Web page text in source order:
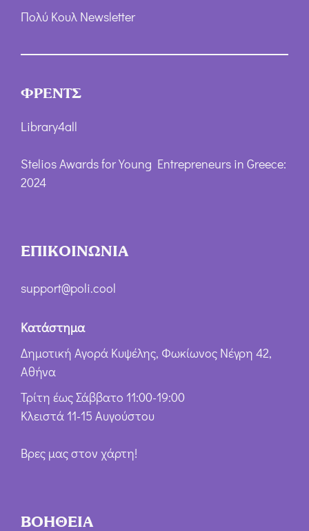
Πολύ Κουλ Newsletter
ΦΡΕΝΤΣ
Library4all
Stelios Awards for Young Entrepreneurs in Greece:
2024
ΕΠΙΚΟΙΝΩΝΙΑ
support@poli.cool
Κατάστημα
Δημοτική Αγορά Κυψέλης, Φωκίωνος Νέγρη 42,
Αθήνα
Τρίτη έως Σάββατο 11:00-19:00
Κλειστά 11-15 Αυγούστου
Βρες μας στον χάρτη!
ΒΟΗΘΕΙΑ